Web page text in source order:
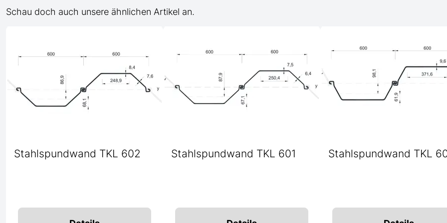
Schau doch auch unsere ähnlichen Artikel an.
Stahlspundwand TKL 602 Stahlspundwand TKL 601 Stahlspundwand TKL